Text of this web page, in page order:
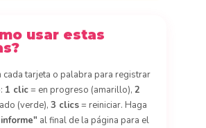
usar estas
cada tarjeta o palabra para registrar
1 clic= en progreso (amarillo), 2
(verde), 3 clics= reiniciar. Haga
al final de la página para el